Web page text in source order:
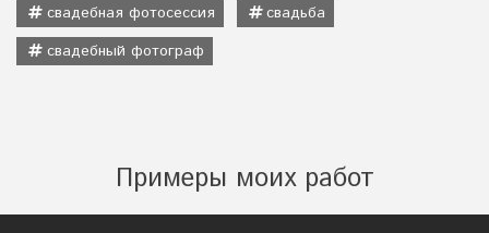
свадебная фотосессия
свадьба
свадебный фотограф
Примеры моих работ